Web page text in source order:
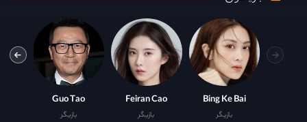
Bing Ke Bai
بازیگر
Feiran Cao
بازیگر
Guo Tao
بازیگر